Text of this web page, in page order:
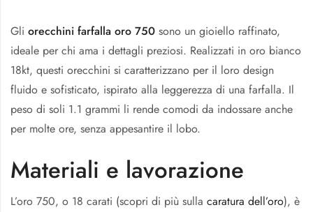
Gli orecchini farfalla oro 750 sono un gioiello raffinato,
ideale per chi ama i dettagli preziosi. Realizzati in oro bianco
18kt, questi orecchini si caratterizzano per il loro design
fluido e sofisticato, ispirato alla leggerezza di una farfalla. Il
peso di soli 1.1 grammi li rende comodi da indossare anche
per molte ore, senza appesantire il lobo.
Materiali e lavorazione
L’oro 750, o 18 carati (scopri di più sulla caratura dell’oro), è